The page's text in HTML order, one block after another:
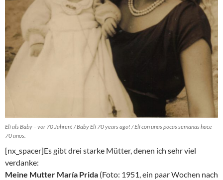
Elí als Baby – vor 70 Jahren! / Baby Elí 70 years ago! / Elí con unas pocas semanas hace
70 años.
[nx_spacer]Es gibt drei starke Mütter, denen ich sehr viel
verdanke:
Meine Mutter María Prida (Foto: 1951, ein paar Wochen nach